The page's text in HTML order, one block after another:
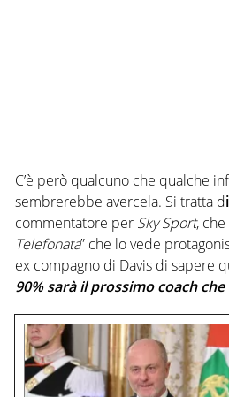
C’è però qualcuno che qualche
sembrerebbe avercela. Si tratta d
commentatore per Sky Sport,
Telefonata” che lo vede
ex compagno di Davis di sapere
90% sarà il prossimo coach